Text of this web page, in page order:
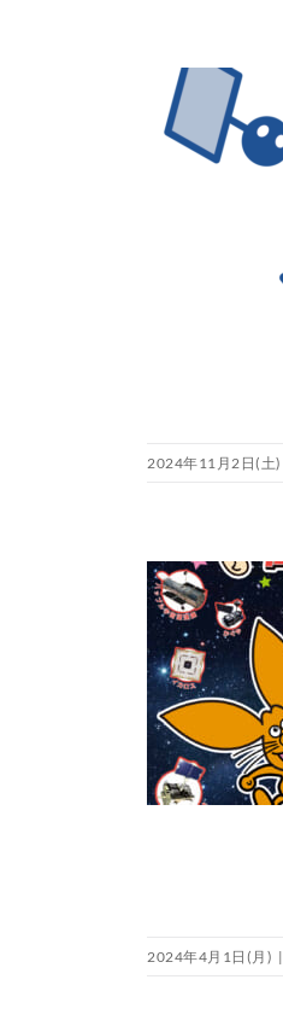
2024年11月2日(土)
2024年4月1日(月) |